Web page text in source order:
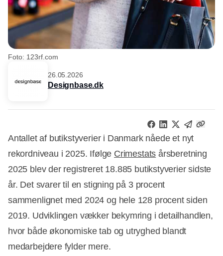
Foto: 123rf.com
26.05.2026
Designbase.dk
Antallet af butikstyverier i Danmark nåede et nyt
rekordniveau i 2025. Ifølge Crimestats årsberetning
2025 blev der registreret 18.885 butikstyverier sidste
år. Det svarer til en stigning på 3 procent
sammenlignet med 2024 og hele 128 procent siden
2019. Udviklingen vækker bekymring i detailhandlen,
hvor både økonomiske tab og utryghed blandt
medarbejdere fylder mere.